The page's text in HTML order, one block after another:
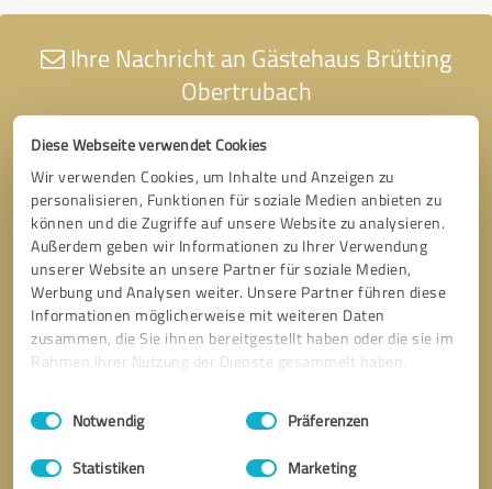
Diese Webseite verwendet Cookies
Wir verwenden Cookies, um Inhalte und Anzeigen zu
personalisieren, Funktionen für soziale Medien anbieten zu
können und die Zugriffe auf unsere Website zu analysieren.
Außerdem geben wir Informationen zu Ihrer Verwendung
unserer Website an unsere Partner für soziale Medien,
Werbung und Analysen weiter. Unsere Partner führen diese
Informationen möglicherweise mit weiteren Daten
zusammen, die Sie ihnen bereitgestellt haben oder die sie im
Rahmen Ihrer Nutzung der Dienste gesammelt haben.
Impressum Datenschutzbestimmungen
Einwilligungsauswahl
Notwendig Präferenzen
Statistiken Marketing
Ihre Nachricht an Gästehaus Brütting
Obertrubach